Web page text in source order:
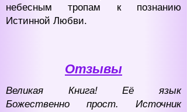
небесным тропам к познанию
Истинной Любви.
Отзывы
Великая Книга! Её язык
Божественно прост. Источник